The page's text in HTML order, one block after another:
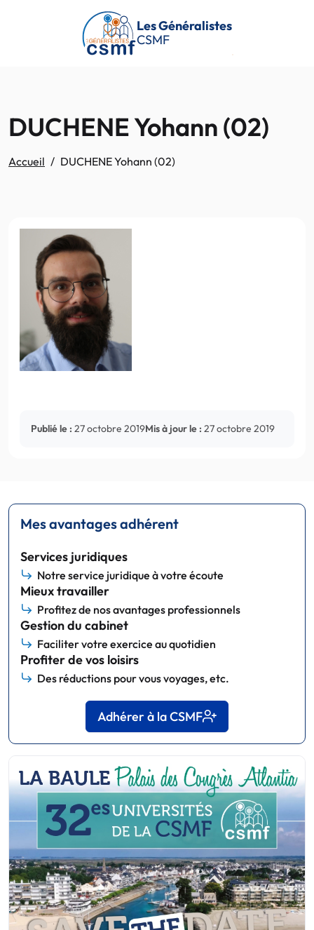
Passer au contenu principal
Les Généralistes
CSMF
DUCHENE Yohann (02)
Accueil DUCHENE Yohann (02)
Publié le : 27 octobre 2019Mis à jour le : 27 octobre 2019
Mes avantages adhérent
Services juridiques
Notre service juridique à votre écoute
Mieux travailler
Profitez de nos avantages professionnels
Gestion du cabinet
Faciliter votre exercice au quotidien
Profiter de vos loisirs
Des réductions pour vous voyages, etc.
Adhérer à la CSMF